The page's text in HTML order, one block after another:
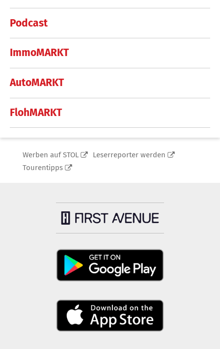
Podcast
ImmoMARKT
AutoMARKT
FlohMARKT
Werben auf STOL
Leserreporter werden
Tourentipps